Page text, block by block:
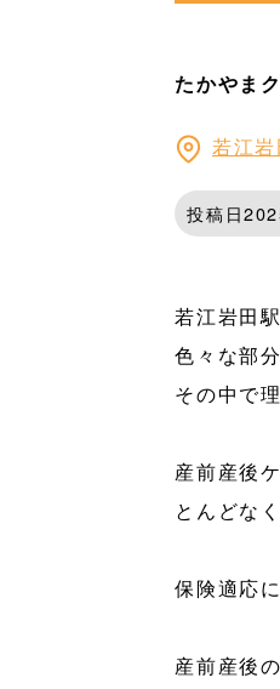
たかやま
若江岩
投稿日
若江岩田
色々な部
その中で
産前産後
とんどな
保険適応
産前産後